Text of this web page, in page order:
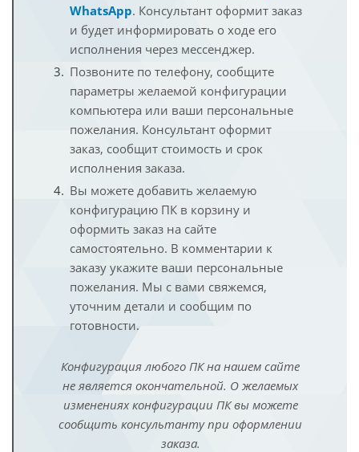
WhatsApp. Консультант оформит заказ
и будет информировать о ходе его
исполнения через мессенджер.
Позвоните по телефону, сообщите
параметры желаемой конфигурации
компьютера или ваши персональные
пожелания. Консультант оформит
заказ, сообщит стоимость и срок
исполнения заказа.
Вы можете добавить желаемую
конфигурацию ПК в корзину и
оформить заказ на сайте
самостоятельно. В комментарии к
заказу укажите ваши персональные
пожелания. Мы с вами свяжемся,
уточним детали и сообщим по
готовности.
Конфигурация любого ПК на нашем сайте
не является окончательной. О желаемых
изменениях конфигурации ПК вы можете
сообщить консультанту при оформлении
заказа.